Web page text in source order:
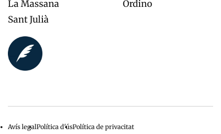
La Massana
Ordino
Sant Julià
Menu
Avís legalPolítica d'úsPolítica de privacitat